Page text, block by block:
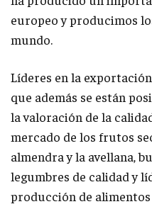
europeo y producimos
mundo.
Líderes en la
que además se están
la valoración de la
mercado de los frutos
almendra y la avellana,
legumbres de calidad y
producción de